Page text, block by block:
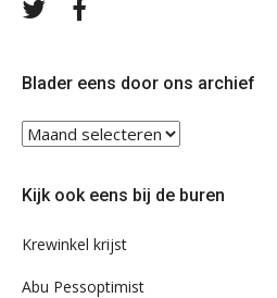
Volg
Blader eens door ons archief
Blader
eens
ons
Kijk ook eens bij de buren
Krewinkel krijst
Abu Pessoptimist